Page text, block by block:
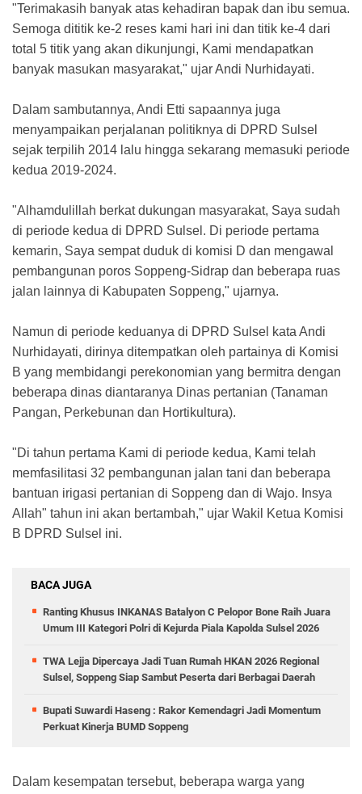
"Terimakasih banyak atas kehadiran bapak dan ibu semua.
Semoga dititik ke-2 reses kami hari ini dan titik ke-4 dari
total 5 titik yang akan dikunjungi, Kami mendapatkan
banyak masukan masyarakat," ujar Andi Nurhidayati.
Dalam sambutannya, Andi Etti sapaannya juga
menyampaikan perjalanan politiknya di DPRD Sulsel
sejak terpilih 2014 lalu hingga sekarang memasuki periode
kedua 2019-2024.
"Alhamdulillah berkat dukungan masyarakat, Saya sudah
di periode kedua di DPRD Sulsel. Di periode pertama
kemarin, Saya sempat duduk di komisi D dan mengawal
pembangunan poros Soppeng-Sidrap dan beberapa ruas
jalan lainnya di Kabupaten Soppeng," ujarnya.
Namun di periode keduanya di DPRD Sulsel kata Andi
Nurhidayati, dirinya ditempatkan oleh partainya di Komisi
B yang membidangi perekonomian yang bermitra dengan
beberapa dinas diantaranya Dinas pertanian (Tanaman
Pangan, Perkebunan dan Hortikultura).
"Di tahun pertama Kami di periode kedua, Kami telah
memfasilitasi 32 pembangunan jalan tani dan beberapa
bantuan irigasi pertanian di Soppeng dan di Wajo. Insya
Allah" tahun ini akan bertambah," ujar Wakil Ketua Komisi
B DPRD Sulsel ini.
BACA JUGA
Ranting Khusus INKANAS Batalyon C Pelopor Bone Raih Juara
Umum III Kategori Polri di Kejurda Piala Kapolda Sulsel 2026
TWA Lejja Dipercaya Jadi Tuan Rumah HKAN 2026 Regional
Sulsel, Soppeng Siap Sambut Peserta dari Berbagai Daerah
Bupati Suwardi Haseng : Rakor Kemendagri Jadi Momentum
Perkuat Kinerja BUMD Soppeng
Dalam kesempatan tersebut, beberapa warga yang